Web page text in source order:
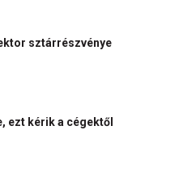
sztárrészvénye
ezt kérik a cégektől